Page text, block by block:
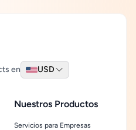
en USD
Nuestros Productos
Servicios para Empresas